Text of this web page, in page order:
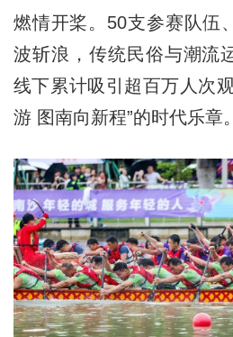
燃情开桨。50支参赛队伍
波斩浪，传统民俗与潮流
线下累计吸引超百万人次
游 图南向新程”的时代乐章。